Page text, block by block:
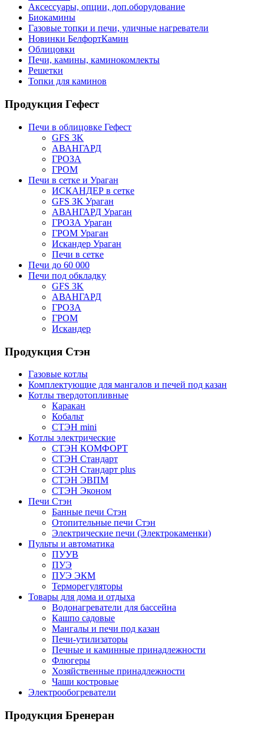
Аксессуары, опции, доп.оборудование
Биокамины
Газовые топки и печи, уличные нагреватели
Новинки БелфортКамин
Облицовки
Печи, камины, каминокомлекты
Решетки
Топки для каминов
Продукция Гефест
Печи в облицовке Гефест
GFS 3K
АВАНГАРД
ГРОЗА
ГРОМ
Печи в сетке и Ураган
ИСКАНДЕР в сетке
GFS ЗК Ураган
АВАНГАРД Ураган
ГРОЗА Ураган
ГРОМ Ураган
Искандер Ураган
Печи в сетке
Печи до 60 000
Печи под обкладку
GFS 3K
АВАНГАРД
ГРОЗА
ГРОМ
Искандер
Продукция Стэн
Газовые котлы
Комплектующие для мангалов и печей под казан
Котлы твердотопливные
Каракан
Кобальт
СТЭН mini
Котлы электрические
СТЭН КОМФОРТ
СТЭН Стандарт
СТЭН Стандарт plus
СТЭН ЭВПМ
СТЭН Эконом
Печи Стэн
Банные печи Стэн
Отопительные печи Стэн
Электрические печи (Электрокаменки)
Пульты и автоматика
ПУУВ
ПУЭ
ПУЭ ЭКМ
Терморегуляторы
Товары для дома и отдыха
Водонагреватели для бассейна
Кашпо садовые
Мангалы и печи под казан
Печи-утилизаторы
Печные и каминные принадлежности
Флюгеры
Хозяйственные принадлежности
Чаши костровые
Электрообогреватели
Продукция Бренеран